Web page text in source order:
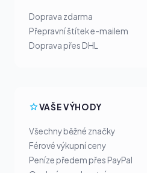
Doprava zdarma
Přepravní štítek e-mailem
Doprava přes DHL
VAŠE VÝHODY
Všechny běžné značky
Férové výkupní ceny
Peníze předem přes PayPal